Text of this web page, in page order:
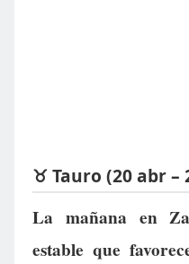
♉ Tauro (20 abr –
La mañana en
estable que